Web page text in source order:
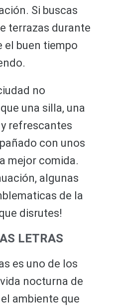
Si buscas
terrazas durante
el buen tiempo
no
una silla, una
refrescantes
con unos
mejor comida.
algunas
de la
disrutes!
LETRAS
es uno de los
nocturna de
ambiente que